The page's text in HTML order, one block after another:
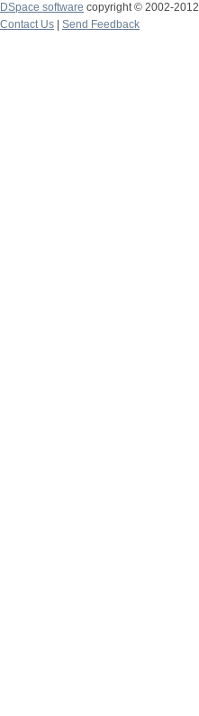
DSpace software copyright © 2002-2012
Contact Us
Send Feedback